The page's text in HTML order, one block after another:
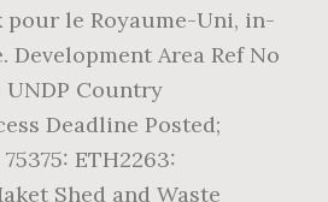
pour le Royaume-Uni, in-
Area Ref No
Country
Deadline Posted;
ETH2263:
Shed and Waste